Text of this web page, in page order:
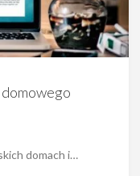
domach i…